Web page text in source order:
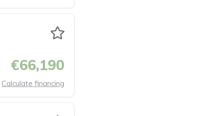
€66,190
Calculate financing